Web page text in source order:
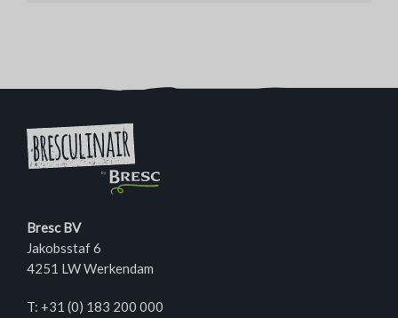
Bresc BV
Jakobsstaf 6
4251 LW Werkendam
T: +31 (0) 183 200 000